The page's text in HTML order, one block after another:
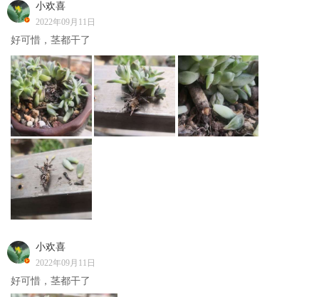
小欢喜
2022年09月11日
好可惜，茎都干了
小欢喜
2022年09月11日
好可惜，茎都干了